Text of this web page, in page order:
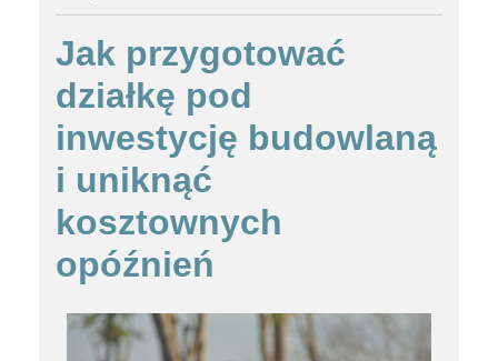
Jak przygotować
działkę pod
inwestycję budowlaną
i uniknąć
kosztownych
opóźnień